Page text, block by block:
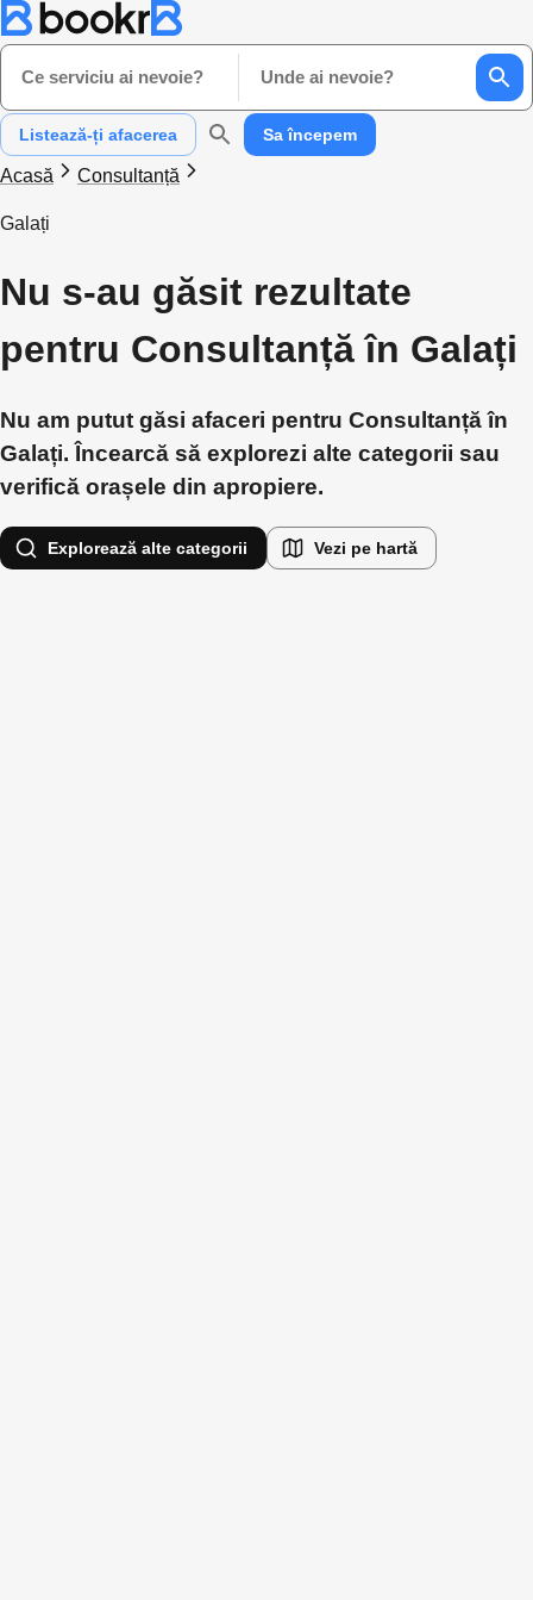
Ce serviciu ai nevoie? Unde ai nevoie?
Listează-ți afacerea Sa începem
Acasă Consultanță
Galați
Nu s-au găsit rezultate
pentru Consultanță în Galați
Nu am putut găsi afaceri pentru Consultanță în
Galați. Încearcă să explorezi alte categorii sau
verifică orașele din apropiere.
Explorează alte categorii Vezi pe hartă